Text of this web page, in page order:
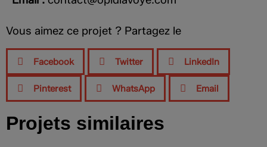
Vous aimez ce projet ? Partagez le
Facebook Twitter LinkedIn
Pinterest WhatsApp Email
Projets similaires